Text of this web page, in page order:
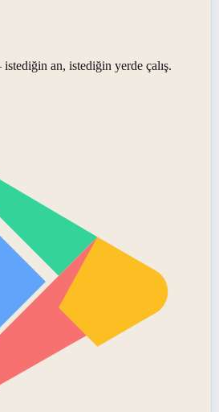
an, istediğin yerde çalış.